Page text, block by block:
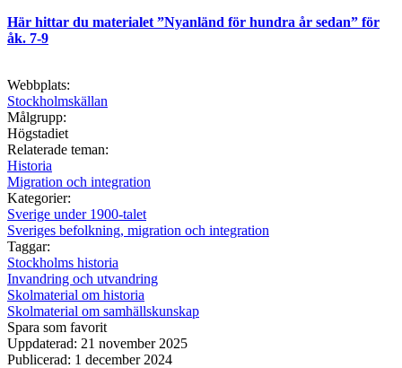
Här hittar du materialet ”Nyanländ för hundra år sedan” för
åk. 7-9
Webbplats:
Stockholmskällan
Målgrupp:
Högstadiet
Relaterade teman:
Historia
Migration och integration
Kategorier:
Sverige under 1900-talet
Sveriges befolkning, migration och integration
Taggar:
Stockholms historia
Invandring och utvandring
Skolmaterial om historia
Skolmaterial om samhällskunskap
Spara som favorit
Uppdaterad: 21 november 2025
Publicerad: 1 december 2024